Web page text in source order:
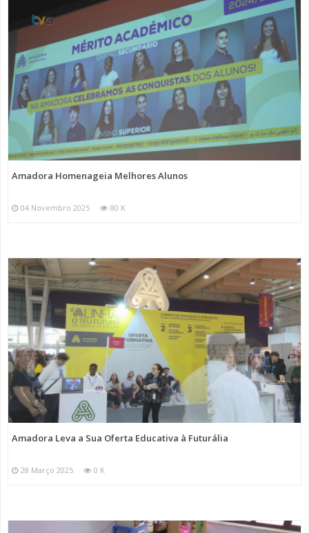
Amadora Homenageia Melhores Alunos
04 Novembro 2025 80 K
Amadora Leva a Sua Oferta Educativa à Futurália
28 Março 2025 0 K